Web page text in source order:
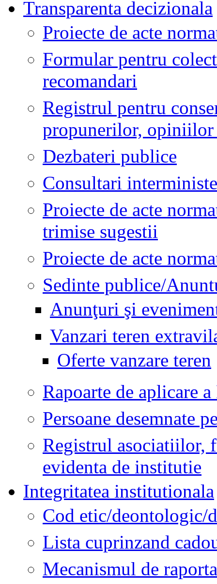
Transparenta decizionala
Proiecte de acte
Formular pentru
recomandari
Registrul pentru
propunerilor, opiniilor
Dezbateri publice
Consultari
Proiecte de acte
trimise sugestii
Proiecte de acte
Sedinte publice/
Anunţuri şi
Vanzari teren
Oferte vanzare teren
Rapoarte de aplicare
Persoane desemnate
Registrul asociatiilor,
evidenta de institutie
Integritatea institutionala
Cod etic/deontologic/
Lista cuprinzand
Mecanismul de